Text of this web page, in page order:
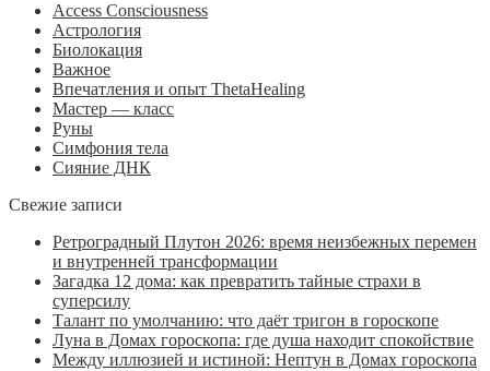
Access Consciousness
Астрология
Биолокация
Важное
Впечатления и опыт ThetaHealing
Мастер — класс
Руны
Симфония тела
Сияние ДНК
Свежие записи
Ретроградный Плутон 2026: время неизбежных перемен
и внутренней трансформации
Загадка 12 дома: как превратить тайные страхи в
суперсилу
Талант по умолчанию: что даёт тригон в гороскопе
Луна в Домах гороскопа: где душа находит спокойствие
Между иллюзией и истиной: Нептун в Домах гороскопа